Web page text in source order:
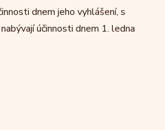
dnem jeho vyhlášení, s
účinnosti dnem 1. ledna